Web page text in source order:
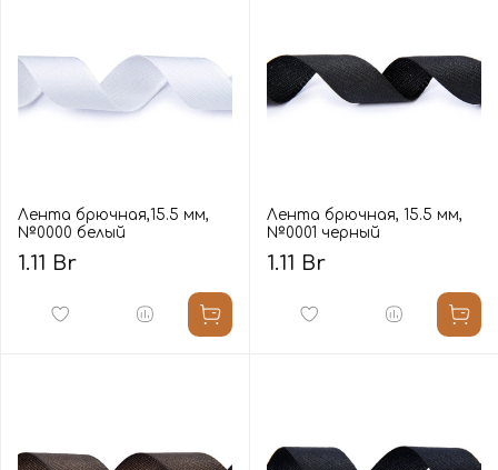
Лента брючная,15.5 мм,
№0000 белый
1.11 Br
Лента брючная, 15.5 мм,
№0001 черный
1.11 Br